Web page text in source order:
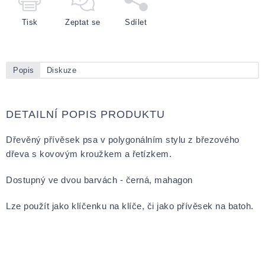
Tisk Zeptat se Sdílet
Popis Diskuze
DETAILNÍ POPIS PRODUKTU
Dřevěný přívěsek psa v polygonálním stylu z březového
dřeva s kovovým kroužkem a řetízkem.
Dostupný ve dvou barvách - černá, mahagon
Lze použít jako klíčenku na klíče, či jako přívěsek na batoh.